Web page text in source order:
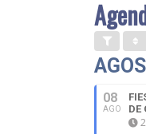
08
AGO
DE